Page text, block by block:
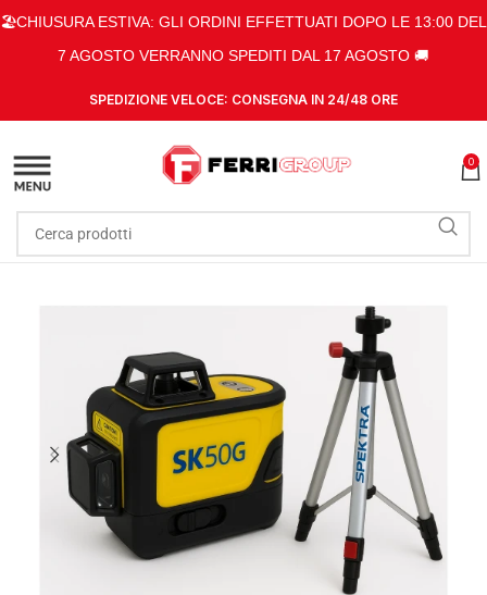
🏖️CHIUSURA ESTIVA: GLI ORDINI EFFETTUATI DOPO LE 13:00 DEL
7 AGOSTO VERRANNO SPEDITI DAL 17 AGOSTO 🚚
SPEDIZIONE VELOCE: CONSEGNA IN 24/48 ORE
0